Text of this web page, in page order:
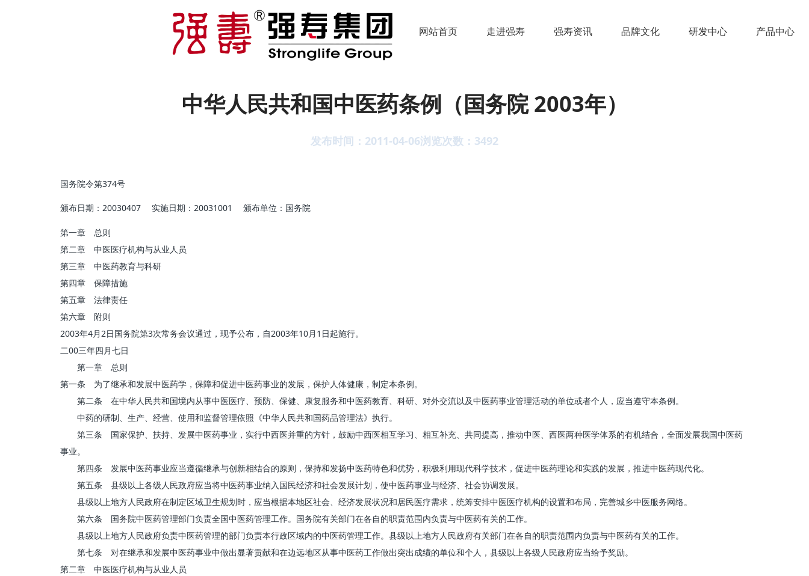
网站首页 走进强寿 强寿资讯 品牌文化 研发中心 产品中心
中华人民共和国中医药条例（国务院 2003年）
发布时间：2011-04-06浏览次数： 3492
国务院令第374号
颁布日期：20030407 实施日期：20031001 颁布单位：国务院
第一章 总则
第二章 中医医疗机构与从业人员
第三章 中医药教育与科研
第四章 保障措施
第五章 法律责任
第六章 附则
2003年4月2日国务院第3次常务会议通过，现予公布，自2003年10月1日起施行。
二00三年四月七日
第一章 总则
第一条 为了继承和发展中医药学，保障和促进中医药事业的发展，保护人体健康，制定本条例。
第二条 在中华人民共和国境内从事中医医疗、预防、保健、康复服务和中医药教育、科研、对外交流以及中医药事业管理活动的单位或者个人，应当遵守本条例。
中药的研制、生产、经营、使用和监督管理依照《中华人民共和国药品管理法》执行。
第三条 国家保护、扶持、发展中医药事业，实行中西医并重的方针，鼓励中西医相互学习、相互补充、共同提高，推动中医、西医两种医学体系的有机结合，全面发展我国中医药
事业。
第四条 发展中医药事业应当遵循继承与创新相结合的原则，保持和发扬中医药特色和优势，积极利用现代科学技术，促进中医药理论和实践的发展，推进中医药现代化。
第五条 县级以上各级人民政府应当将中医药事业纳入国民经济和社会发展计划，使中医药事业与经济、社会协调发展。
县级以上地方人民政府在制定区域卫生规划时，应当根据本地区社会、经济发展状况和居民医疗需求，统筹安排中医医疗机构的设置和布局，完善城乡中医服务网络。
第六条 国务院中医药管理部门负责全国中医药管理工作。国务院有关部门在各自的职责范围内负责与中医药有关的工作。
县级以上地方人民政府负责中医药管理的部门负责本行政区域内的中医药管理工作。县级以上地方人民政府有关部门在各自的职责范围内负责与中医药有关的工作。
第七条 对在继承和发展中医药事业中做出显著贡献和在边远地区从事中医药工作做出突出成绩的单位和个人，县级以上各级人民政府应当给予奖励。
第二章 中医医疗机构与从业人员